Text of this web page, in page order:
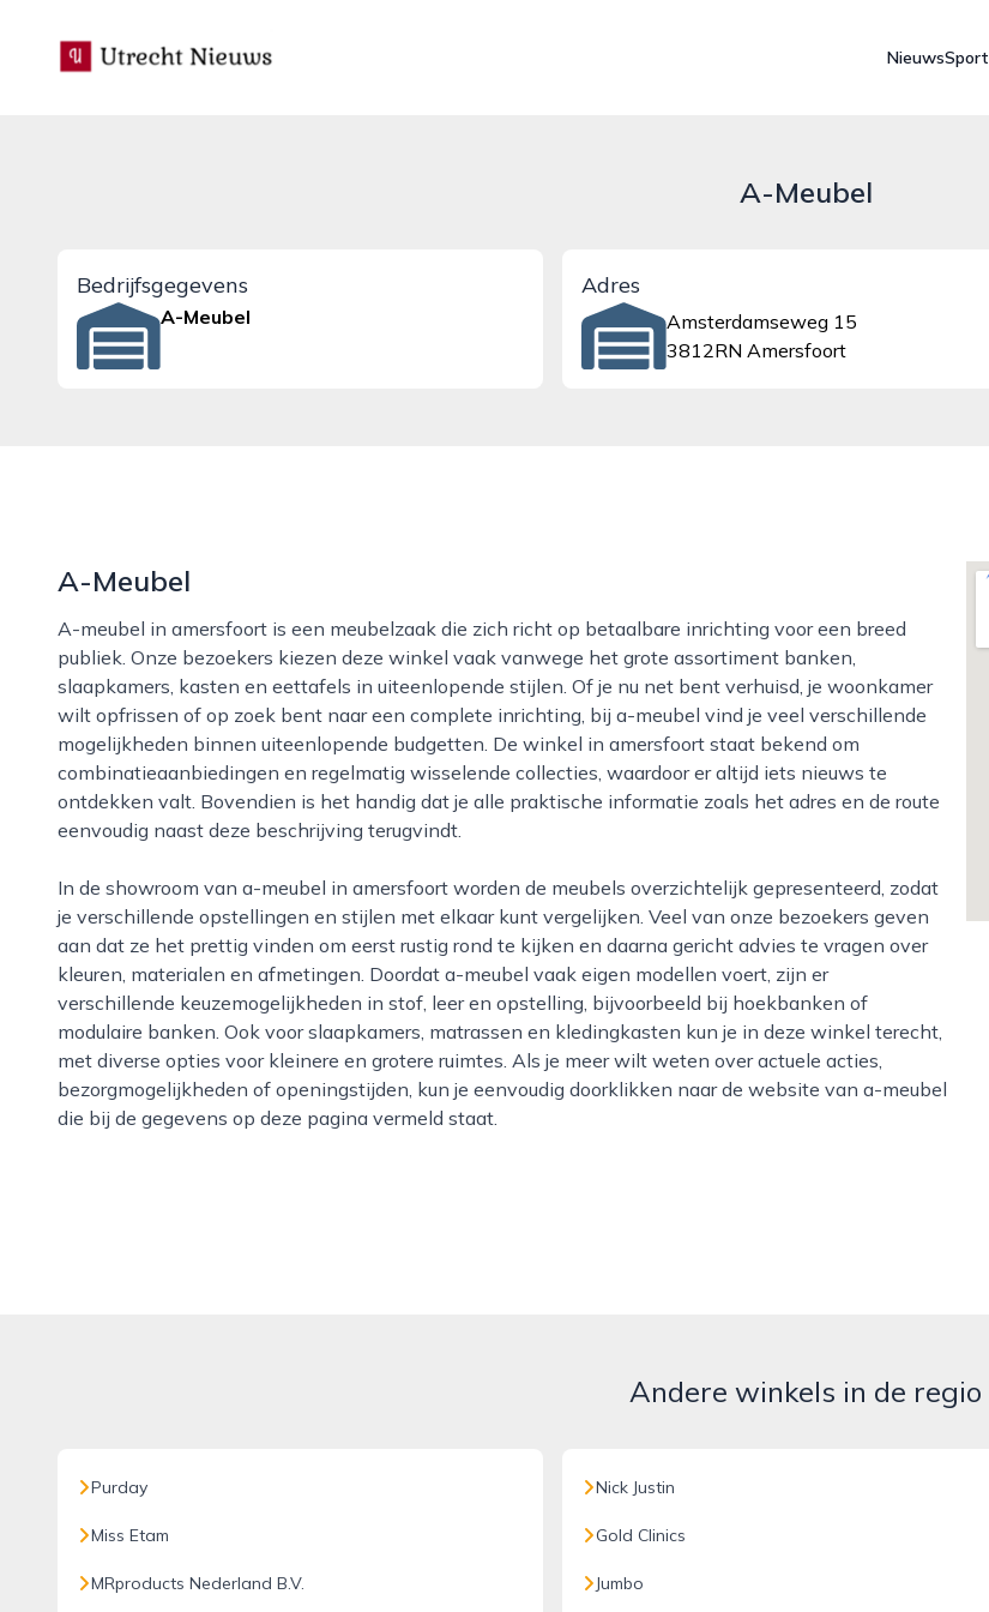
utrecht-nieuws.nl
NieuwsSport
A-Meubel
Bedrijfsgegevens
A-Meubel
Adres
Amsterdamseweg 15
3812RN Amersfoort
A-Meubel
A-meubel in amersfoort is een meubelzaak die zich richt op betaalbare inrichting voor een breed
publiek. Onze bezoekers kiezen deze winkel vaak vanwege het grote assortiment banken,
slaapkamers, kasten en eettafels in uiteenlopende stijlen. Of je nu net bent verhuisd, je woonkamer
wilt opfrissen of op zoek bent naar een complete inrichting, bij a-meubel vind je veel verschillende
mogelijkheden binnen uiteenlopende budgetten. De winkel in amersfoort staat bekend om
combinatieaanbiedingen en regelmatig wisselende collecties, waardoor er altijd iets nieuws te
ontdekken valt. Bovendien is het handig dat je alle praktische informatie zoals het adres en de route
eenvoudig naast deze beschrijving terugvindt.
In de showroom van a-meubel in amersfoort worden de meubels overzichtelijk gepresenteerd, zodat
je verschillende opstellingen en stijlen met elkaar kunt vergelijken. Veel van onze bezoekers geven
aan dat ze het prettig vinden om eerst rustig rond te kijken en daarna gericht advies te vragen over
kleuren, materialen en afmetingen. Doordat a-meubel vaak eigen modellen voert, zijn er
verschillende keuzemogelijkheden in stof, leer en opstelling, bijvoorbeeld bij hoekbanken of
modulaire banken. Ook voor slaapkamers, matrassen en kledingkasten kun je in deze winkel terecht,
met diverse opties voor kleinere en grotere ruimtes. Als je meer wilt weten over actuele acties,
bezorgmogelijkheden of openingstijden, kun je eenvoudig doorklikken naar de website van a-meubel
die bij de gegevens op deze pagina vermeld staat.
Andere winkels in de regio
Purday
Miss Etam
MRproducts Nederland B.V.
Nick Justin
Gold Clinics
Jumbo